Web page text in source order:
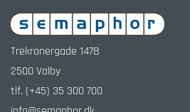
Trekronergade 147B
2500Valby
tlf. (+45) 35 300 700